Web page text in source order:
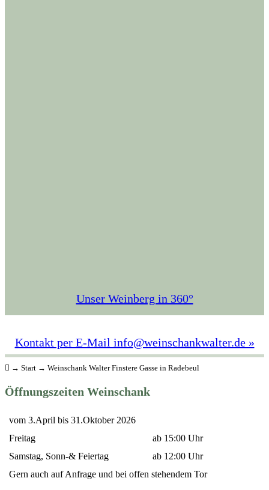
Unser Weinberg in 360°
Kontakt per E-Mail info@weinschankwalter.de »
→ Start → Weinschank Walter Finstere Gasse in Radebeul
Öffnungszeiten Weinschank
vom 3.April bis 31.Oktober 2026
Freitag
ab 15:00 Uhr
Samstag, Sonn-& Feiertag
ab 12:00 Uhr
Gern auch auf Anfrage und bei offen stehendem Tor